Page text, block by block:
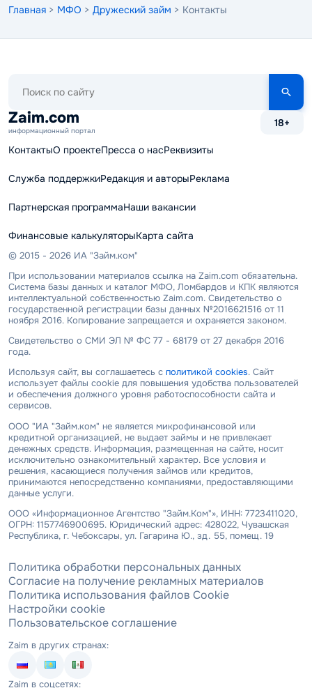
Главная > МФО > Дружеский займ > Контакты
сайту
Zaim.com
информационный портал
18+
КонтактыО проектеПресса о насРеквизиты
Служба поддержкиРедакция и авторыРеклама
Партнерская программаНаши вакансии
Финансовые калькуляторыКарта сайта
© 2015 - 2026 ИА "Займ.ком"
При использовании материалов ссылка на Zaim.com обязательна.
Система базы данных и каталог МФО, Ломбардов и КПК являются
интеллектуальной собственностью Zaim.com. Свидетельство о
государственной регистрации базы данных №2016621516 от 11
ноября 2016. Копирование запрещается и охраняется законом.
Свидетельство о СМИ ЭЛ № ФС 77 - 68179 от 27 декабря 2016
года.
Используя сайт, вы соглашаетесь с политикой cookies. Сайт
использует файлы cookie для повышения удобства пользователей
и обеспечения должного уровня работоспособности сайта и
сервисов.
ООО "ИА "Займ.ком" не является микрофинансовой или
кредитной организацией, не выдает займы и не привлекает
денежных средств. Информация, размещенная на сайте, носит
исключительно ознакомительный характер. Все условия и
решения, касающиеся получения займов или кредитов,
принимаются непосредственно компаниями, предоставляющими
данные услуги.
ООО «Информационное Агентство "Займ.Ком"», ИНН: 7723411020,
ОГРН: 1157746900695. Юридический адрес: 428022, Чувашская
Республика, г. Чебоксары, ул. Гагарина Ю., зд. 55, помещ. 19
Политика обработки персональных данных
Согласие на получение рекламных материалов
Политика использования файлов Cookie
Настройки cookie
Пользовательское соглашение
Zaim в других странах:
Zaim в соцсетях: